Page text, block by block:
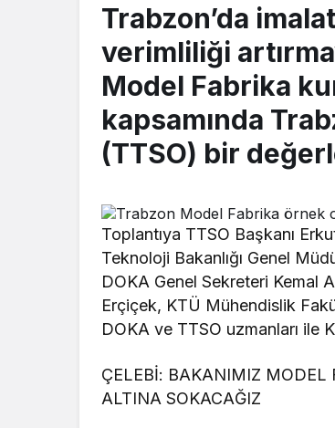
Trabzon’da
verimliliği
Model Fabrika
kapsamında
(TTSO) bir
Toplantıya TTSO Başkanı
Teknoloji Bakanlığı Genel
DOKA Genel Sekreteri Kemal
Erçiçek, KTÜ Mühendislik
DOKA ve TTSO uzmanları ile
ÇELEBİ: BAKANIMIZ MODEL
ALTINA SOKACAĞIZ